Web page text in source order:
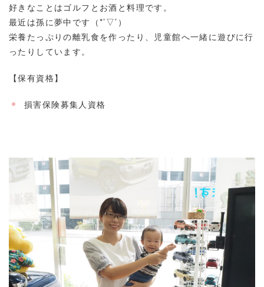
好きなことはゴルフとお酒と料理です。
最近は孫に夢中です（*’▽’）
栄養たっぷりの離乳食を作ったり、児童館へ一緒に遊びに行
ったりしています。
【保有資格】
損害保険募集人資格